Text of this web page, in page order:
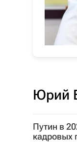
Юрий
Путин в
кадровых